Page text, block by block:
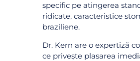
specific pe atingerea
ridicate, caracteristice
braziliene.
Dr. Kern are o expertiză
ce privește plasarea